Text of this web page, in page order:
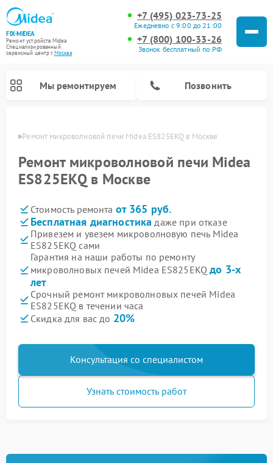
FIX-MIDEA
Ремонт устройств Midea
Специализированный
cервисный центр г.Москва
+7 (495) 023-73-25
Ежедневно с 9:00 до 21:00
+7 (800) 100-33-26
Звонок бесплатный по РФ
Мы ремонтируем Позвонить
Ремонт микроволновой печи Midea ES825EKQ в Москве
Ремонт микроволновой печи Midea
ES825EKQ в Москве
Стоимость ремонта от 365 руб.
Бесплатная диагностика даже при отказе
Привезем и увезем микроволновую печь Midea
ES825EKQ сами
Гарантия на наши работы по ремонту
микроволновых печей Midea ES825EKQдо 3-х
лет
Срочный ремонт микроволновых печей Midea
ES825EKQ в течении часа
Скидка для вас до 20%
Консультация со специалистом
Узнать стоимость работ